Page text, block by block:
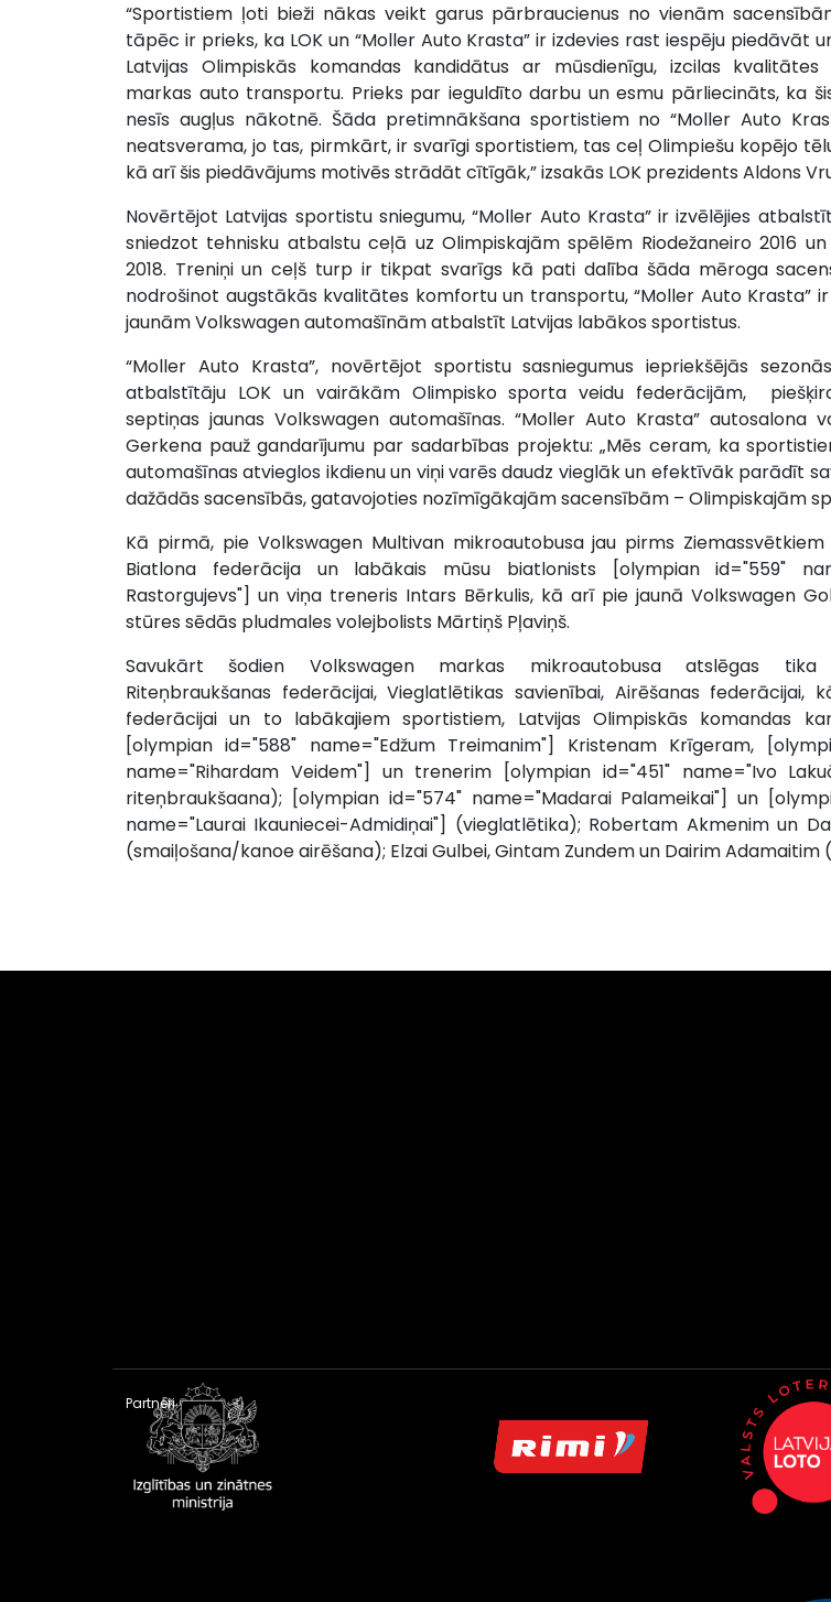
“Sportistiem ļoti bieži nākas veikt garus pārbraucienus no vienām
tāpēc ir prieks, ka LOK un “Moller Auto Krasta” ir izdevies rast iespēju piedāvāt
Latvijas Olimpiskās komandas kandidātus ar mūsdienīgu, izcilas kvalitātes
markas auto transportu. Prieks par ieguldīto darbu un esmu pārliecināts, ka
nesīs augļus nākotnē. Šāda pretimnākšana sportistiem no “Moller Auto
neatsverama, jo tas, pirmkārt, ir svarīgi sportistiem, tas ceļ Olimpiešu kopējo
kā arī šis piedāvājums motivēs strādāt cītīgāk,” izsakās LOK prezidents Aldons
Novērtējot Latvijas sportistu sniegumu, “Moller Auto Krasta” ir izvēlējies
sniedzot tehnisku atbalstu ceļā uz Olimpiskajām spēlēm Riodežaneiro 2016
2018. Treniņi un ceļš turp ir tikpat svarīgs kā pati dalība šāda mēroga
nodrošinot augstākās kvalitātes komfortu un transportu, “Moller Auto Krasta”
jaunām Volkswagen automašīnām atbalstīt Latvijas labākos sportistus.
“Moller Auto Krasta”, novērtējot sportistu sasniegumus iepriekšējās
atbalstītāju LOK un vairākām Olimpisko sporta veidu federācijām,
septiņas jaunas Volkswagen automašīnas. “Moller Auto Krasta” autosalona
Gerkena pauž gandarījumu par sadarbības projektu: „Mēs ceram, ka
automašīnas atvieglos ikdienu un viņi varēs daudz vieglāk un efektīvāk parādīt
dažādās sacensībās, gatavojoties nozīmīgākajām sacensībām – Olimpiskajām
Kā pirmā, pie Volkswagen Multivan mikroautobusa jau pirms Ziemassvētkiem
Biatlona federācija un labākais mūsu biatlonists [olympian id="559"
Rastorgujevs"] un viņa treneris Intars Bērkulis, kā arī pie jaunā Volkswagen
stūres sēdās pludmales volejbolists Mārtiņš Pļaviņš.
Savukārt šodien Volkswagen markas mikroautobusa atslēgas tika
Riteņbraukšanas federācijai, Vieglatlētikas savienībai, Airēšanas federācijai,
federācijai un to labākajiem sportistiem, Latvijas Olimpiskās komandas
[olympian id="588" name="Edžum Treimanim"] Kristenam Krīgeram,
name="Rihardam Veidem"] un trenerim [olympian id="451" name="Ivo
riteņbraukšaana); [olympian id="574" name="Madarai Palameikai"] un
name="Laurai Ikauniecei-Admidiņai"] (vieglatlētika); Robertam Akmenim un
(smaiļošana/kanoe airēšana); Elzai Gulbei, Gintam Zundem un Dairim Adamaitim
Partneri